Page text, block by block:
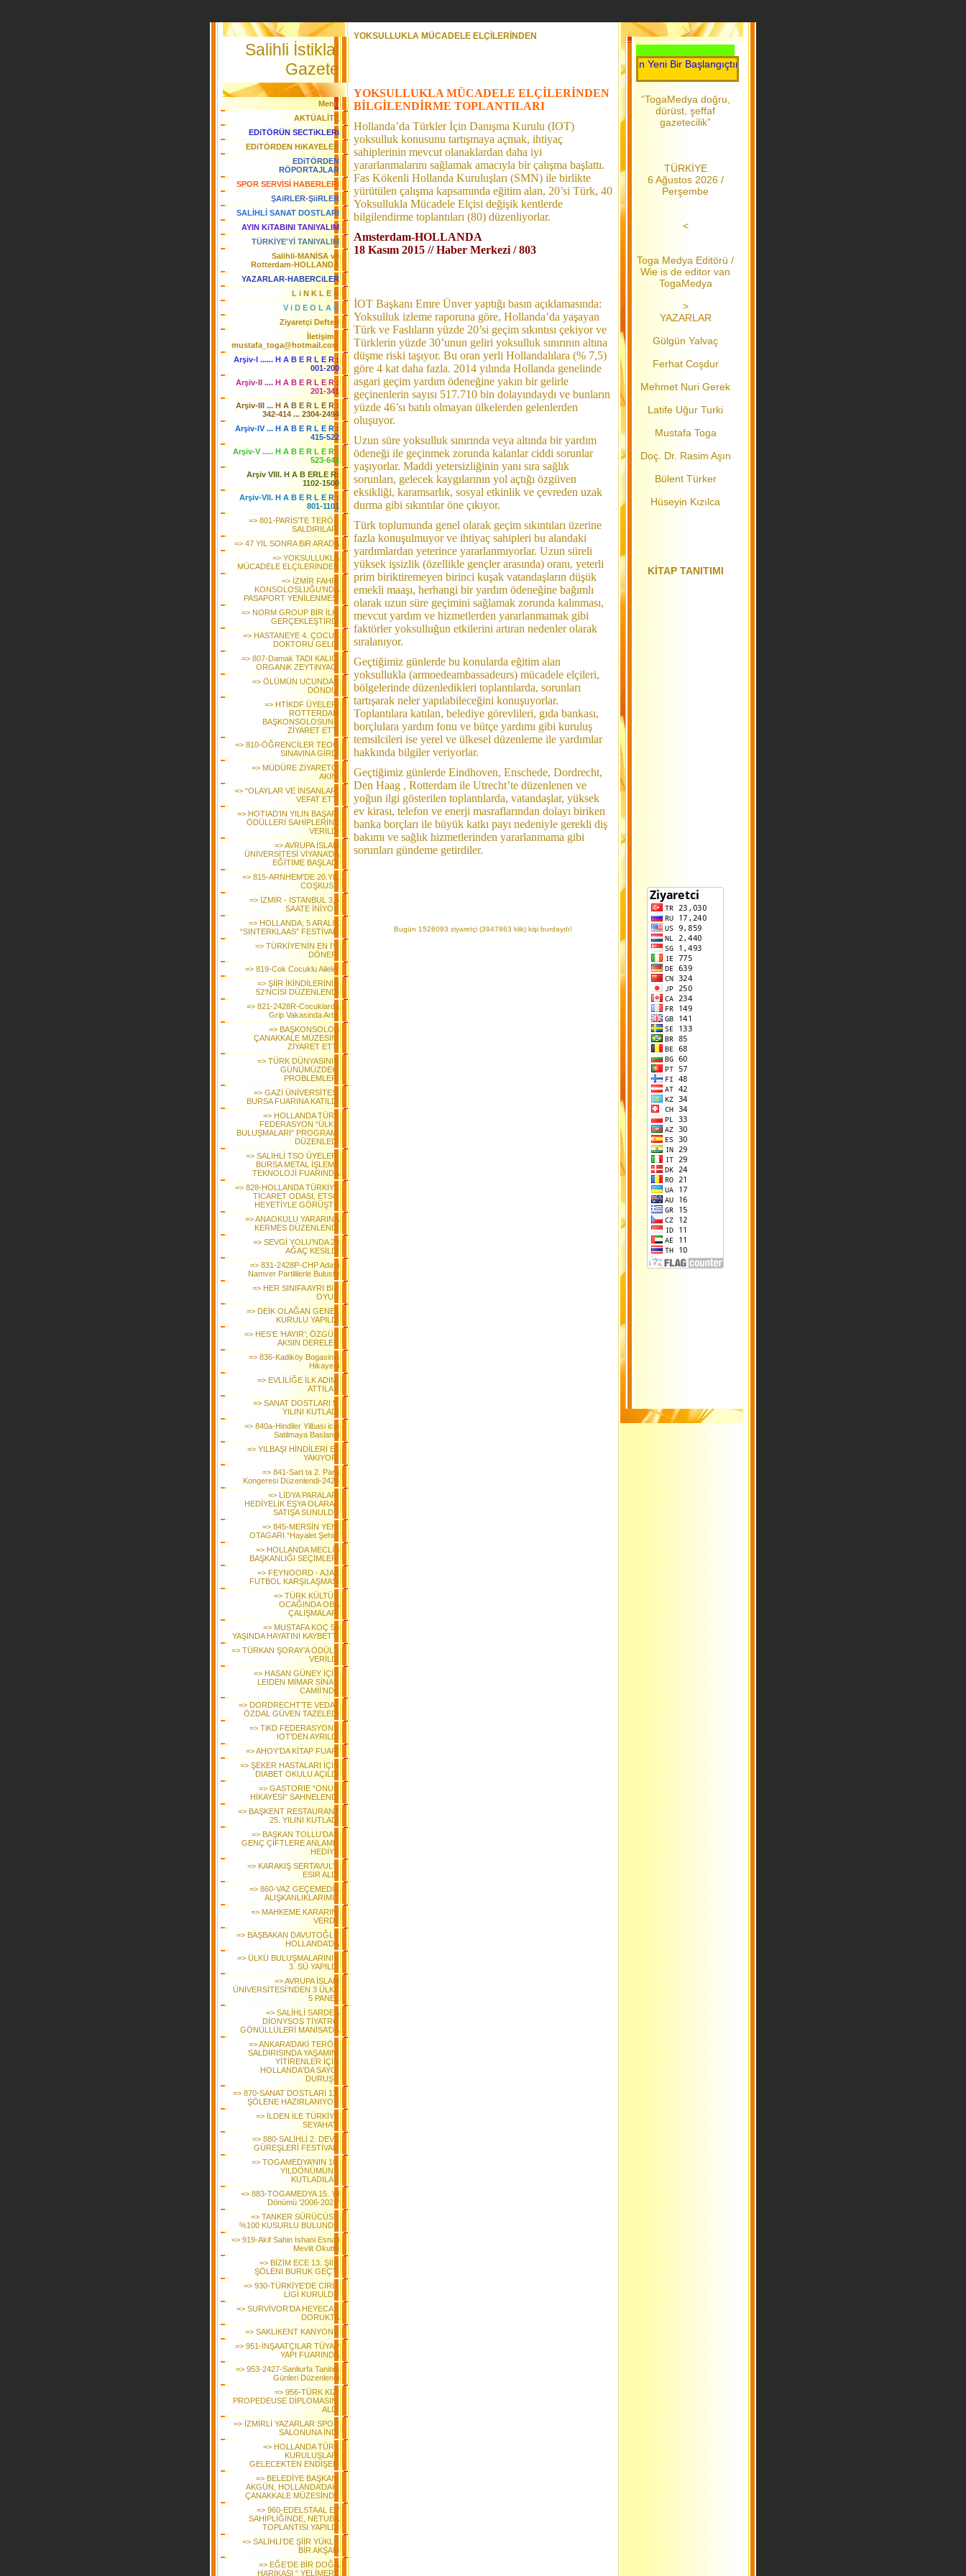
Salihli İstiklal
Gazete
Menü
AKTÜALİTE
EDiTÖRÜN SECTiKLERi
EDiTÖRDEN HiKAYELER
EDiTÖRDEN
RÖPORTAJLAR
SPOR SERVİSİ HABERLERi
ŞAiRLER-ŞiiRLER
SALİHLİ SANAT DOSTLARI
AYIN KiTABINI TANIYALIM
TÜRKİYE'Yİ TANIYALIM
Salihli-MANİSA ve
Rotterdam-HOLLANDA
YAZARLAR-HABERCiLER
L i N K L E R
V i D E O L A R
Ziyaretçi Defteri
İletişim :
mustafa_toga@hotmail.com
Arşiv-I ...... H A B E R L E R :
001-200
Arşiv-II .... H A B E R L E R :
201-341
Arşiv-III ... H A B E R L E R :
342-414 ... 2304-2494
Arşiv-IV ... H A B E R L E R :
415-522
Arşiv-V ..... H A B E R L E R :
523-642
Arşiv VIII. H A B ERLE R:
1102-1500
Arşiv-VII. H A B E R L E R :
801-1101
=> 801-PARİS’TE TERÖR
SALDIRILARI
=> 47 YIL SONRA BiR ARADA
=> YOKSULLUKLA
MÜCADELE ELÇİLERİNDEN
=> İZMİR FAHRİ
KONSOLOSLUĞU’NDA
PASAPORT YENİLENMESİ
=> NORM GROUP BİR İLKİ
GERÇEKLEŞTİRDİ
=> HASTANEYE 4. ÇOCUK
DOKTORU GELDİ
=> 807-Damak TADI KALICI
ORGANiK ZEYTiNYAGI
=> ÖLÜMÜN UCUNDAN
DÖNDÜ!
=> HTİKDF ÜYELERİ
ROTTERDAM
BAŞKONSOLOSUNU
ZİYARET ETTİ
=> 810-ÖĞRENCİLER TEOG
SINAVINA GİRDİ
=> MÜDÜRE ZİYARETÇİ
AKINI
=> “OLAYLAR VE İNSANLAR”
VEFAT ETTİ
=> HOTIAD’IN YILIN BAŞARI
ÖDÜLLERİ SAHİPLERİNE
VERİLDİ
=> AVRUPA İSLAM
ÜNİVERSİTESİ VİYANA’DA
EĞİTİME BAŞLADI
=> 815-ARNHEM’DE 20.YIL
COŞKUSU
=> İZMİR - İSTANBUL 3,5
SAATE İNİYOR
=> HOLLANDA; 5 ARALIK
“SINTERKLAAS” FESTİVALİ
=> TÜRKİYE’NİN EN İYİ
DÖNERİ
=> 819-Cok Cocuklu Aileler
=> ŞİİR İKİNDİLERİNİN
52’NCİSİ DÜZENLENDİ
=> 821-2428R-Cocuklarda
Grip Vakasinda Artis
=> BAŞKONSOLOS
ÇANAKKALE MÜZESİNİ
ZİYARET ETTİ
=> TÜRK DÜNYASININ
GÜNÜMÜZDEKİ
PROBLEMLERİ
=> GAZİ ÜNİVERSİTESİ
BURSA FUARINA KATILDI
=> HOLLANDA TÜRK
FEDERASYON “ÜLKÜ
BULUŞMALARI” PROGRAMI
DÜZENLEDİ
=> SALİHLİ TSO ÜYELERİ
BURSA METAL İŞLEME
TEKNOLOJİ FUARINDA
=> 828-HOLLANDA TÜRKİYE
TİCARET ODASI, ETSO
HEYETİYLE GÖRÜŞTÜ
=> ANAOKULU YARARINA
KERMES DÜZENLENDİ
=> SEVGİ YOLU’NDA 23
AĞAÇ KESİLDİ
=> 831-2428P-CHP Adayi
Namver Partililerle Bulustu
=> HER SINIFA AYRI BİR
OYUN
=> DEİK OLAĞAN GENEL
KURULU YAPILDI
=> HES’E ‘HAYIR’; ÖZGÜR
AKSIN DERELER
=> 836-Kadiköy Bogasinin
Hikayesi
=> EVLİLİĞE İLK ADIMI
ATTILAR
=> SANAT DOSTLARI 5.
YILINI KUTLADI
=> 840a-Hindiler Yilbasi icin
Satilmaya Baslandi
=> YILBAŞI HİNDİLERİ EL
YAKIYOR!
=> 841-Sart ta 2. Para
Kongeresi Düzenlendi-2424
=> LİDYA PARALARI
HEDİYELİK EŞYA OLARAK
SATIŞA SUNULDU
=> 845-MERSİN YENİ
OTAGARI “Hayalet Şehir”
=> HOLLANDA MECLİS
BAŞKANLIĞI SEÇİMLERİ
=> FEYNOORD - AJAX
FUTBOL KARŞILAŞMASI
=> TÜRK KÜLTÜR
OCAĞINDA OBA
ÇALIŞMALARI
=> MUSTAFA KOÇ 56
YAŞINDA HAYATINI KAYBETTİ
=> TÜRKAN ŞORAY’A ÖDÜLÜ
VERİLDİ
=> HASAN GÜNEY İÇİN
LEIDEN MİMAR SİNAN
CAMİİ’NDE
=> DORDRECHT’TE VEDAT
ÖZDAL GÜVEN TAZELEDİ
=> TiKD FEDERASYONU
IOT’DEN AYRILDI
=> AHOY’DA KİTAP FUARI
=> ŞEKER HASTALARI İÇİN
DİABET OKULU AÇILDI
=> GASTORIE “ONUN
HİKAYESİ” SAHNELENDİ
=> BAŞKENT RESTAURANT
25. YILINI KUTLADI
=> BAŞKAN TOLLU’DAN
GENÇ ÇİFTLERE ANLAMLI
HEDİYE
=> KARAKIŞ SERTAVUL’U
ESİR ALDI
=> 860-VAZ GEÇEMEDİK
ALIŞKANLIKLARIMIZ
=> MAHKEME KARARINI
VERDİ!
=> BAŞBAKAN DAVUTOĞLU
HOLLANDA’DA
=> ÜLKÜ BULUŞMALARININ
3. SÜ YAPILDI
=> AVRUPA İSLAM
ÜNİVERSİTESİ’NDEN 3 ÜLKE
5 PANEL
=> SALİHLİ SARDES
DİONYSOS TİYATRO
GÖNÜLLÜLERİ MANİSA’DA
=> ANKARA’DAKİ TERÖR
SALDIRISINDA YAŞAMINI
YİTİRENLER İÇİN
HOLLANDA'DA SAYGI
DURUŞU
=> 870-SANAT DOSTLARI 13.
ŞÖLENE HAZIRLANIYOR
=> İLDEN İLE TÜRKİYE
SEYAHATI
=> 880-SALİHLİ 2. DEVE
GÜREŞLERİ FESTİVALİ
=> TOGAMEDYA’NIN 10.
YILDÖNÜMÜNÜ
KUTLADILAR
=> 883-TOGAMEDYA 15. Yil
Dönümü '2006-2021'
=> TANKER SÜRÜCÜSÜ
%100 KUSURLU BULUNDU
=> 919-Akif Sahin Ishani Esnafi
Mevlit Okuttu
=> BİZİM ECE 13. ŞİİR
ŞÖLENİ BURUK GEÇTİ
=> 930-TÜRKİYE’DE CİRİT
LİGİ KURULDU
=> SURVİVOR’DA HEYECAN
DORUKTA
=> SAKLIKENT KANYONU
=> 951-İNŞAATÇILAR TÜYAP
YAPI FUARINDA
=> 953-2427-Sanliurfa Tanitim
Günleri Düzenlendi
=> 956-TÜRK KIZI
PROPEDEUSE DİPLOMASINI
ALDI
=> İZMİRLİ YAZARLAR SPOR
SALONUNA İNDİ
=> HOLLANDA TÜRK
KURULUŞLARI
GELECEKTEN ENDİŞELİ
=> BELEDİYE BAŞKANI
AKGÜN, HOLLANDA’DAKİ
ÇANAKKALE MÜZESİNDE
=> 960-EDELSTAAL EV
SAHİPLİĞİNDE, NETUBA
TOPLANTISI YAPILDI
=> SALİHLİ’DE ŞİİR YÜKLÜ
BİR AKŞAM
=> EĞE’DE BİR DOĞA
HARİKASI “ YELİMERE
YOKSULLUKLA MÜCADELE ELÇİLERİNDEN
YOKSULLUKLA MÜCADELE ELÇİLERİNDEN
BİLGİLENDİRME TOPLANTILARI
Hollanda’da Türkler İçin Danışma Kurulu (IOT)
yoksulluk konusunu tartışmaya açmak, ihtiyaç
sahiplerinin mevcut olanaklardan daha iyi
yararlanmalarını sağlamak amacıyla bir çalışma başlattı.
Fas Kökenli Hollanda Kuruluşları (SMN) ile birlikte
yürütülen çalışma kapsamında eğitim alan, 20’si Türk, 40
Yoksullukla Mücadele Elçisi değişik kentlerde
bilgilendirme toplantıları (80) düzenliyorlar.
Amsterdam-HOLLANDA
18 Kasım 2015 // Haber Merkezi / 803
İOT Başkanı Emre Ünver yaptığı basın açıklamasında:
Yoksulluk izleme raporuna göre, Hollanda’da yaşayan
Türk ve Faslıların yüzde 20’si geçim sıkıntısı çekiyor ve
Türklerin yüzde 30’unun geliri yoksulluk sınırının altına
düşme riski taşıyor. Bu oran yerli Hollandalılara (% 7,5)
göre 4 kat daha fazla. 2014 yılında Hollanda genelinde
asgari geçim yardım ödeneğine yakın bir gelirle
geçinenlerin sayısı 517.710 bin dolayındaydı ve bunların
yüzde 46’sı batılı olmayan ülkelerden gelenlerden
oluşuyor.
Uzun süre yoksulluk sınırında veya altında bir yardım
ödeneği ile geçinmek zorunda kalanlar ciddi sorunlar
yaşıyorlar. Maddi yetersizliğinin yanı sıra sağlık
sorunları, gelecek kaygılarının yol açtığı özgüven
eksikliği, karamsarlık, sosyal etkinlik ve çevreden uzak
durma gibi sıkıntılar öne çıkıyor.
Türk toplumunda genel olarak geçim sıkıntıları üzerine
fazla konuşulmuyor ve ihtiyaç sahipleri bu alandaki
yardımlardan yeterince yararlanmıyorlar. Uzun süreli
yüksek işsizlik (özellikle gençler arasında) oranı, yeterli
prim biriktiremeyen birinci kuşak vatandaşların düşük
emekli maaşı, herhangi bir yardım ödeneğine bağımlı
olarak uzun süre geçimini sağlamak zorunda kalınması,
mevcut yardım ve hizmetlerden yararlanmamak gibi
faktörler yoksulluğun etkilerini artıran nedenler olarak
sıralanıyor.
Geçtiğimiz günlerde bu konularda eğitim alan
yoksullukla (armoedeambassadeurs) mücadele elçileri,
bölgelerinde düzenledikleri toplantılarda, sorunları
tartışarak neler yapılabileceğini konuşuyorlar.
Toplantılara katılan, belediye görevlileri, gıda bankası,
borçlulara yardım fonu ve bütçe yardımı gibi kuruluş
temsilcileri ise yerel ve ülkesel düzenleme ile yardımlar
hakkında bilgiler veriyorlar.
Geçtiğimiz günlerde Eindhoven, Enschede, Dordrecht,
Den Haag , Rotterdam ile Utrecht’te düzenlenen ve
yoğun ilgi gösterilen toplantılarda, vatandaşlar, yüksek
ev kirası, telefon ve enerji masraflarından dolayı biriken
banka borçları ile büyük katkı payı nedeniyle gerekli diş
bakımı ve sağlık hizmetlerinden yararlanmama gibi
sorunları gündeme getirdiler.
Bugün 1526093 ziyaretçi (3947863 klik) kişi burdaydı!
Her Gün Yeni Bir Başlangıçtır.....Toga Medya.....2006 dan bu yana
“TogaMedya doğru,
dürüst, şeffaf
gazetecilik”
TÜRKİYE
6 Ağustos 2026 /
Perşembe
<
Toga Medya Editörü /
Wie is de editor van
TogaMedya
>
YAZARLAR
Gülgün Yalvaç
Ferhat Coşdur
Mehmet Nuri Gerek
Latife Uğur Turki
Mustafa Toga
Doç. Dr. Rasim Aşın
Bülent Türker
Hüseyin Kızılca
KİTAP TANITIMI